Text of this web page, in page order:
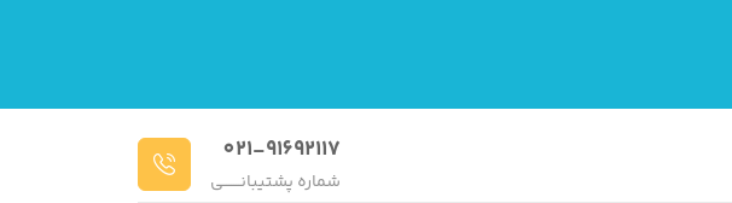
021-91692117
شماره پشتیبانـــــــی